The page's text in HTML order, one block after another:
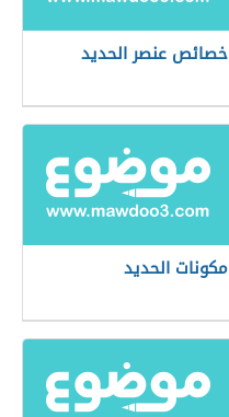
خصائص عنصر الحديد
مكونات الحديد